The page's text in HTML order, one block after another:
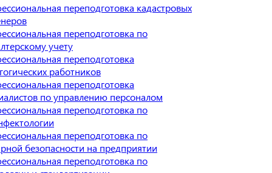
переподготовка кадастровых
переподготовка по
учету
переподготовка
работников
переподготовка
по управлению персоналом
переподготовка по
переподготовка по
безопасности на предприятии
переподготовка по